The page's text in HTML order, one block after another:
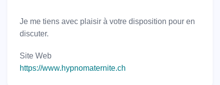
Je me tiens avec plaisir à votre disposition pour en
discuter.
Site Web
https://www.hypnomaternite.ch